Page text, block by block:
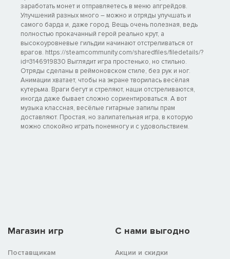
заработать монет и отправляетесь в меню апгрейдов.
Улучшений разных много – можно и отряды улучшать и
самого барда и, даже город. Вещь очень полезная, ведь
полностью прокачанный герой реально крут, а
высокоуровневые гильдии начинают отстреливаться от
врагов. https://steamcommunity.com/sharedfiles/filedetails/?
id=3146919830 Выглядит игра простенько, но стильно.
Отряды сделаны в реймоновском стиле, без рук и ног.
Анимации хватает, чтобы на экране творилась весёлая
кутерьма. Враги бегут и стреляют, наши отстреливаются,
иногда даже бывает сложно сориентироваться. А вот
музыка классная, весёлые гитарные запилы прам
доставляют. Простая, но залипательная игра, в которую
можно спокойно играть понемногу и с удовольствием.
Магазин игр
Поставщикам
C нами выгодно
Акции и скидки